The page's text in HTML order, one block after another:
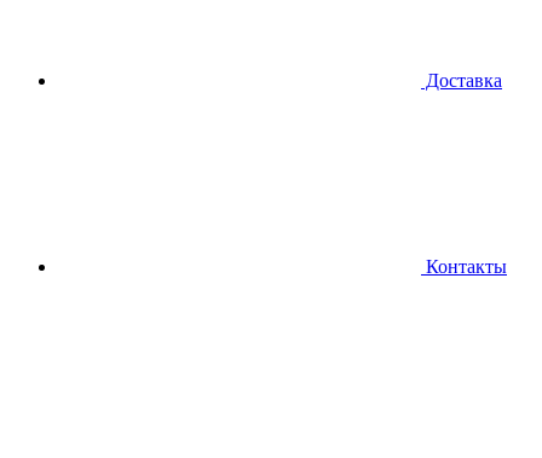
Доставка
Контакты